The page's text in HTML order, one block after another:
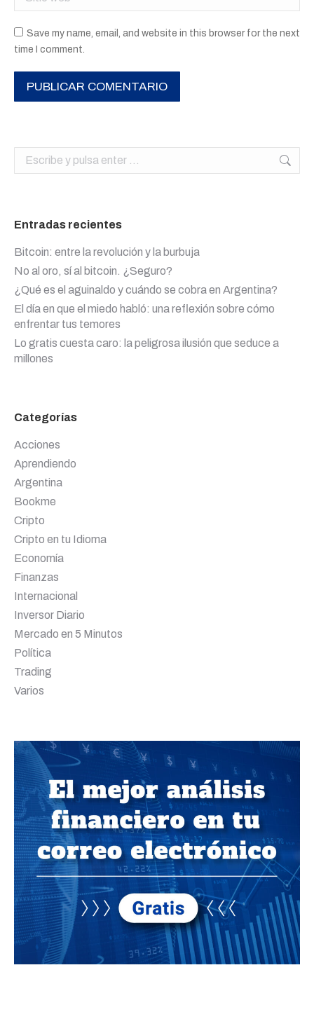
Save my name, email, and website in this browser for the next
time I comment.
PUBLICAR COMENTARIO
Buscar:
Entradas recientes
Bitcoin: entre la revolución y la burbuja
No al oro, sí al bitcoin. ¿Seguro?
¿Qué es el aguinaldo y cuándo se cobra en Argentina?
El día en que el miedo habló: una reflexión sobre cómo
enfrentar tus temores
Lo gratis cuesta caro: la peligrosa ilusión que seduce a
millones
Categorías
Acciones
Aprendiendo
Argentina
Bookme
Cripto
Cripto en tu Idioma
Economía
Finanzas
Internacional
Inversor Diario
Mercado en 5 Minutos
Política
Trading
Varios